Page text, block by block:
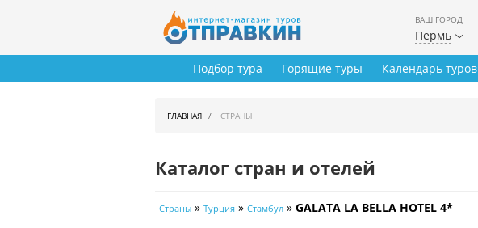
ВАШ ГОРОД
Пермь
Подбор тура Горящие туры Календарь туров
ГЛАВНАЯ СТРАНЫ
Каталог стран и отелей
Страны » Турция » Стамбул » GALATA LA BELLA HOTEL 4*